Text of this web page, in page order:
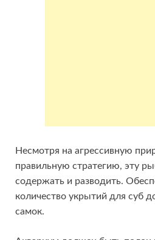
Несмотря на агрессивную
правильную стратегию, эту
содержать и разводить.
количество укрытий для суб
самок.